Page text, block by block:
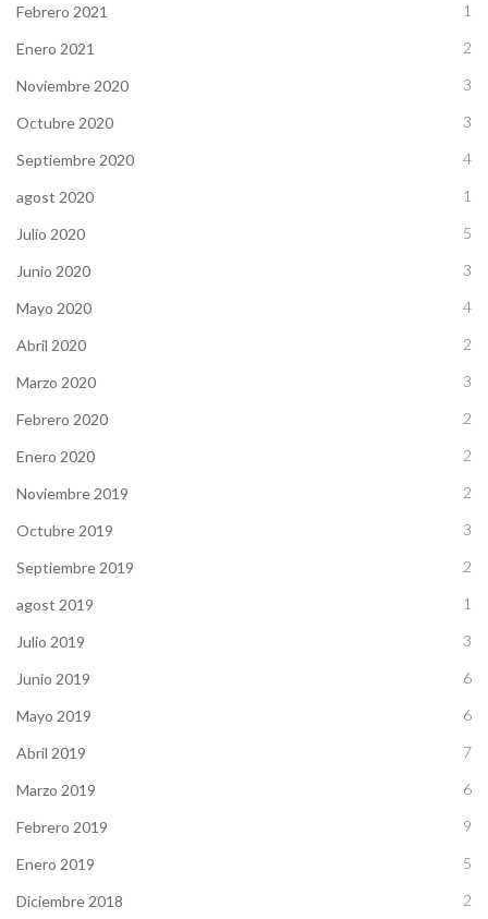
Febrero 2021 1
Enero 2021 2
Noviembre 2020 3
Octubre 2020 3
Septiembre 2020 4
agost 2020 1
Julio 2020 5
Junio 2020 3
Mayo 2020 4
Abril 2020 2
Marzo 2020 3
Febrero 2020 2
Enero 2020 2
Noviembre 2019 2
Octubre 2019 3
Septiembre 2019 2
agost 2019 1
Julio 2019 3
Junio 2019 6
Mayo 2019 6
Abril 2019 7
Marzo 2019 6
Febrero 2019 9
Enero 2019 5
Diciembre 2018 2